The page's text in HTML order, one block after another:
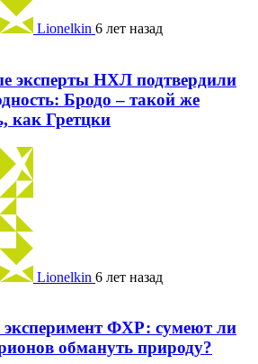
Lionelkin 6 лет назад
эксперты НХЛ подтвердили
Бродо – такой же
как Гретцки
Lionelkin 6 лет назад
ФХР: сумеют ли
обмануть природу?